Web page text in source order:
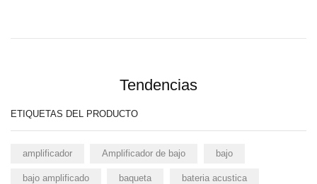
Tendencias
ETIQUETAS DEL PRODUCTO
amplificador Amplificador de bajo bajo
bajo amplificado baqueta bateria acustica